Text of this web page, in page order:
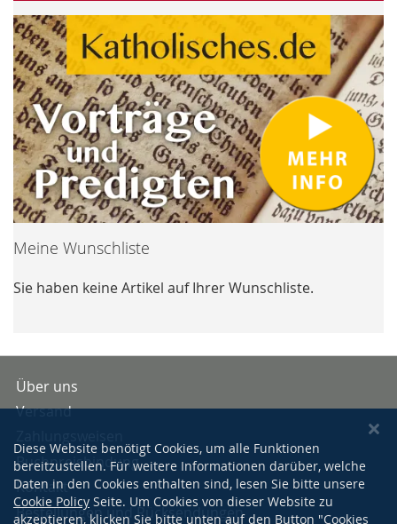
Meine Wunschliste
Sie haben keine Artikel auf Ihrer Wunschliste.
Über uns
Versand
Buchpreisbindung
Kontakt
Bestellungen und Rücksendungen
Diese Website benötigt Cookies, um alle Funktionen
bereitzustellen. Für weitere Informationen darüber, welche
Daten in den Cookies enthalten sind, lesen Sie bitte unsere
Cookie Policy Seite. Um Cookies von dieser Website zu
akzeptieren, klicken Sie bitte unten auf den Button "Cookies